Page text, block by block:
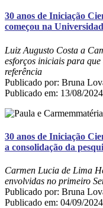
30 anos de Iniciação
começou na
Luiz Augusto Costa a
esforços iniciais para
referência
Publicado por: Bruna
Publicado em: 13/08/2024
30 anos de Iniciação
a consolidação da
Carmen Lucia de Lima
envolvidas no primeiro
Publicado por: Bruna
Publicado em: 04/09/2024